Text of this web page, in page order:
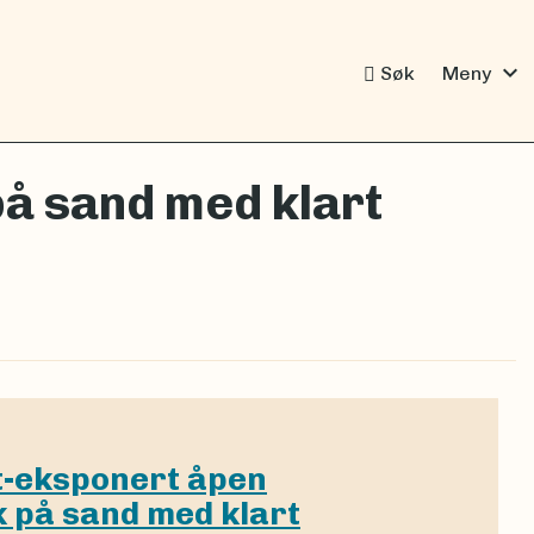
Søk Meny expand_more
sand med klart
eksponert åpen
sand med klart